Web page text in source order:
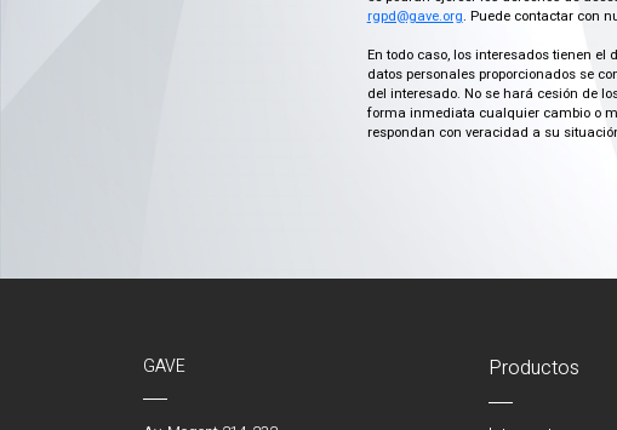
rgpd@gave.org. Puede contactar con
En todo caso, los interesados tienen
datos personales proporcionados se
del interesado. No se hará cesión de
forma inmediata cualquier cambio o
respondan con veracidad a su
GAVE Productos